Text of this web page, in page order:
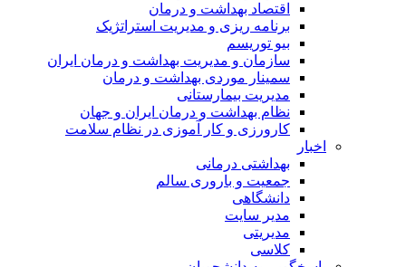
اقتصاد بهداشت و درمان
برنامه ریزی و مدیریت استراتژیک
بیو توریسم
سازمان و مدیریت بهداشت و درمان ایران
سمینار موردی بهداشت و درمان
مدیریت بیمارستانی
نظام بهداشت و درمان ایران و جهان
کارورزی و کار آموزی در نظام سلامت
اخبار
بهداشتی درمانی
جمعیت و باروری سالم
دانشگاهی
مدیر سایت
مدیریتی
کلاسی